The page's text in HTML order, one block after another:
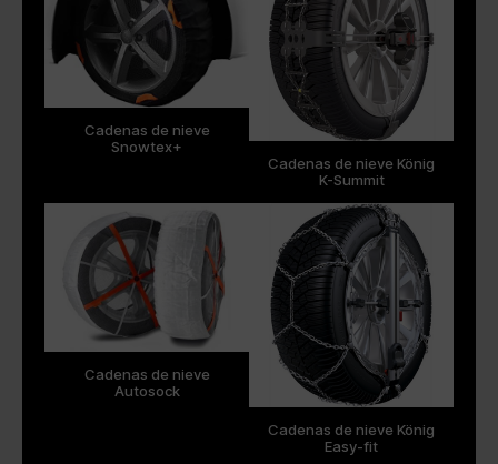
Cadenas de nieve
Snowtex+
Cadenas de nieve König
K-Summit
Cadenas de nieve
Autosock
Cadenas de nieve König
Easy-fit